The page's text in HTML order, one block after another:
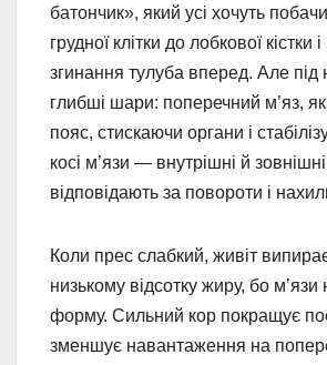
батончик», який усі хочуть
грудної клітки до лобкової кістки
згинання тулуба вперед. Але
глибші шари: поперечний м’яз,
пояс, стискаючи органи і
косі м’язи — внутрішні й
відповідають за повороти і
Коли прес слабкий, живіт
низькому відсотку жиру, бо
форму. Сильний кор покращує
зменшує навантаження на